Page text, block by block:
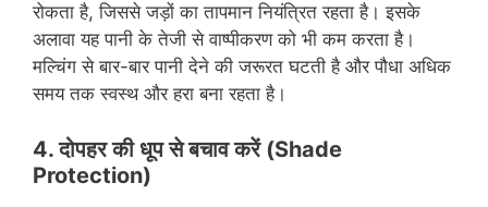
रोकता है, जिससे जड़ों का तापमान नियंत्रित रहता है। इसके
अलावा यह पानी के तेजी से वाष्पीकरण को भी कम करता है।
मल्चिंग से बार-बार पानी देने की जरूरत घटती है और पौधा अधिक
समय तक स्वस्थ और हरा बना रहता है।
4.दोपहर की धूप से बचाव करें (Shade
Protection)